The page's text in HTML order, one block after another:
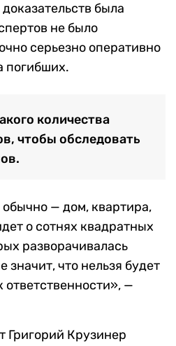
была
не было
серьезно оперативно
погибших.
количества
чтобы обследовать
— дом, квартира,
о сотнях квадратных
разворачивалась
значит, что нельзя будет
—
Григорий Крузинер